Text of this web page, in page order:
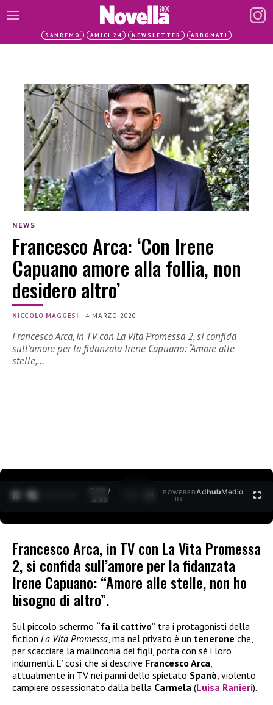
SANREMO AMICI 24 NEWSLETTER ABBONATI
NEWS
Francesco Arca: ‘Con Irene
Capuano amore alla follia, non
desidero altro’
NICCOLO MAGGESI |4 MARZO 2020
Francesco Arca, in TV con La Vita Promessa 2, si confida
sull’amore per la fidanzata Irene Capuano: “Amore alle
stelle,…
0:30 /
3:35
POWERED
BY
AdhubMedia
Francesco Arca, in TV con La Vita Promessa
2, si confida sull’amore per la fidanzata
Irene Capuano: “Amore alle stelle, non ho
bisogno di altro”.
Sul piccolo schermo “fa il cattivo” tra i protagonisti della
fiction La Vita Promessa, ma nel privato è un tenerone che,
per scacciare la malinconia dei figli, porta con sé i loro
indumenti. E’ così che si descrive Francesco Arca,
attualmente in TV nei panni dello spietato Spanò, violento
campiere ossessionato dalla bella Carmela (Luisa Ranieri).